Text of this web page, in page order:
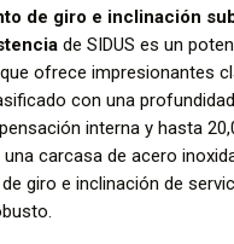
de giro e inclinación
de SIDUS es un
ofrece impresionantes
con una
interna y hasta
una carcasa de acero
giro e inclinación de